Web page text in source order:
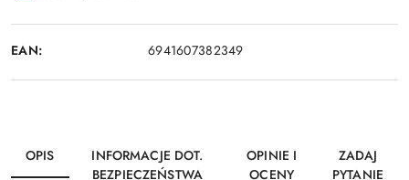
EAN: 6941607382349
OPIS
INFORMACJE DOT.
BEZPIECZEŃSTWA
OPINIE I
OCENY
ZADAJ
PYTANIE